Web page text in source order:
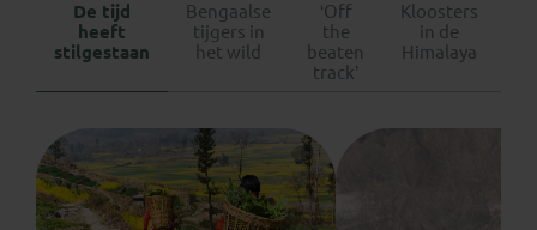
De tijd
heeft
stilgestaan
Bengaalse
tijgers in
het wild
‘Off
the
beaten
track’
Kloosters
in de
Himalaya